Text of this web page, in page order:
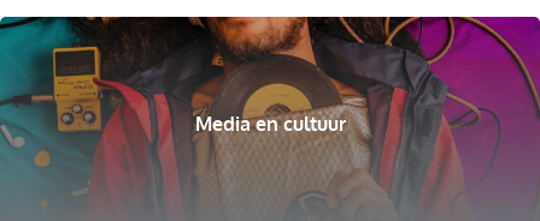
Media en cultuur